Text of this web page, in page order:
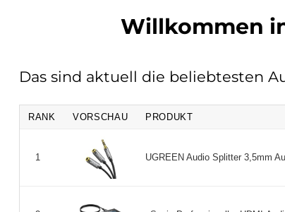
Willkommen
Das sind aktuell die beliebtesten
RANK VORSCHAU PRODUKT
1 UGREEN Audio Splitter 3,5mm